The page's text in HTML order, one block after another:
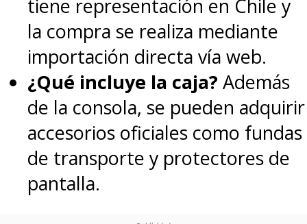
tiene representación en Chile y
la compra se realiza mediante
importación directa vía web.
¿Qué incluye la caja? Además
de la consola, se pueden adquirir
accesorios oficiales como fundas
de transporte y protectores de
pantalla.